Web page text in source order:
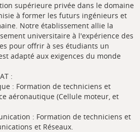
supérieure privée dans le domaine
à former les futurs ingénieurs et
Notre établissement allie la
universitaire à l'expérience des
pour offrir à ses étudiants un
adapté aux exigences du monde
:
: Formation de techniciens et
aéronautique (Cellule moteur, et
: Formation de techniciens et
et Réseaux.